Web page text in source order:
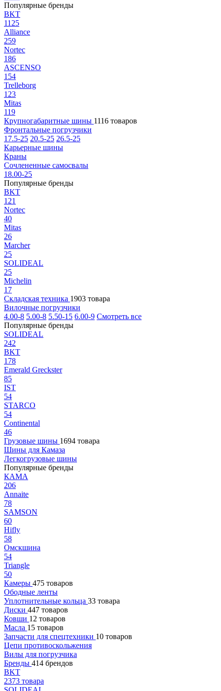
Популярные бренды
BKT
1125
Alliance
259
Nortec
186
ASCENSO
154
Trelleborg
123
Mitas
119
Крупногабаритные шины 1116 товаров
Фронтальные погрузчики
17.5-25 20.5-25 26.5-25
Карьерные шины
Краны
Сочлененные самосвалы
18.00-25
Популярные бренды
BKT
121
Nortec
40
Mitas
26
Marcher
25
SOLIDEAL
25
Michelin
17
Складская техника 1903 товара
Вилочные погрузчики
4.00-8 5.00-8 5.50-15 6.00-9 Смотреть все
Популярные бренды
SOLIDEAL
242
BKT
178
Emerald Greckster
85
IST
54
STARCO
54
Continental
46
Грузовые шины 1694 товара
Шины для Камаза
Легкогрузовые шины
Популярные бренды
КАМА
206
Annaite
78
SAMSON
60
Hifly
58
Омскшина
54
Triangle
50
Камеры 475 товаров
Ободные ленты
Уплотнительные кольца 33 товара
Диски 447 товаров
Ковши 12 товаров
Масла 15 товаров
Запчасти для спецтехники 10 товаров
Цепи противоскольжения
Вилы для погрузчика
Бренды 414 брендов
BKT
2373 товара